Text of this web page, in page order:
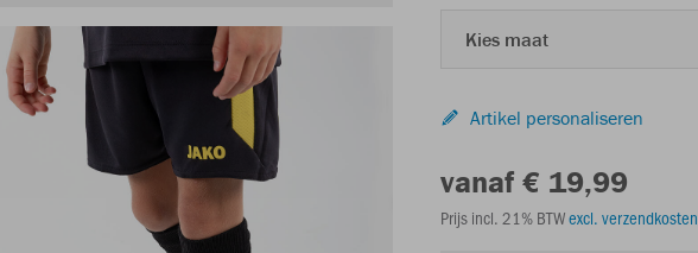
Kies maat
Artikel personaliseren
vanaf € 19,99
Prijs incl. 21% BTWexcl. verzendkosten